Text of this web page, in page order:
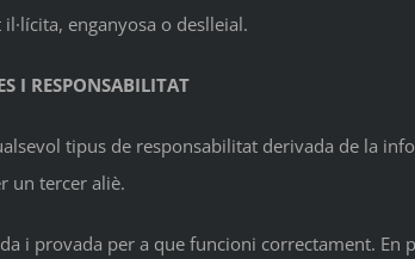
enganyosa o deslleial.
I RESPONSABILITAT
tipus de responsabilitat derivada de la
un tercer aliè.
i provada per a que funcioni correctament.